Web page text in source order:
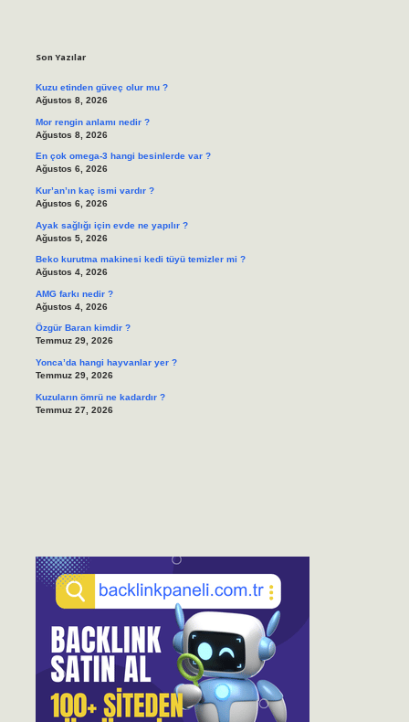
Son Yazılar
Kuzu etinden güveç olur mu ?
Ağustos 8, 2026
Mor rengin anlamı nedir ?
Ağustos 8, 2026
En çok omega-3 hangi besinlerde var ?
Ağustos 6, 2026
Kur’an’ın kaç ismi vardır ?
Ağustos 6, 2026
Ayak sağlığı için evde ne yapılır ?
Ağustos 5, 2026
Beko kurutma makinesi kedi tüyü temizler mi ?
Ağustos 4, 2026
AMG farkı nedir ?
Ağustos 4, 2026
Özgür Baran kimdir ?
Temmuz 29, 2026
Yonca’da hangi hayvanlar yer ?
Temmuz 29, 2026
Kuzuların ömrü ne kadardır ?
Temmuz 27, 2026